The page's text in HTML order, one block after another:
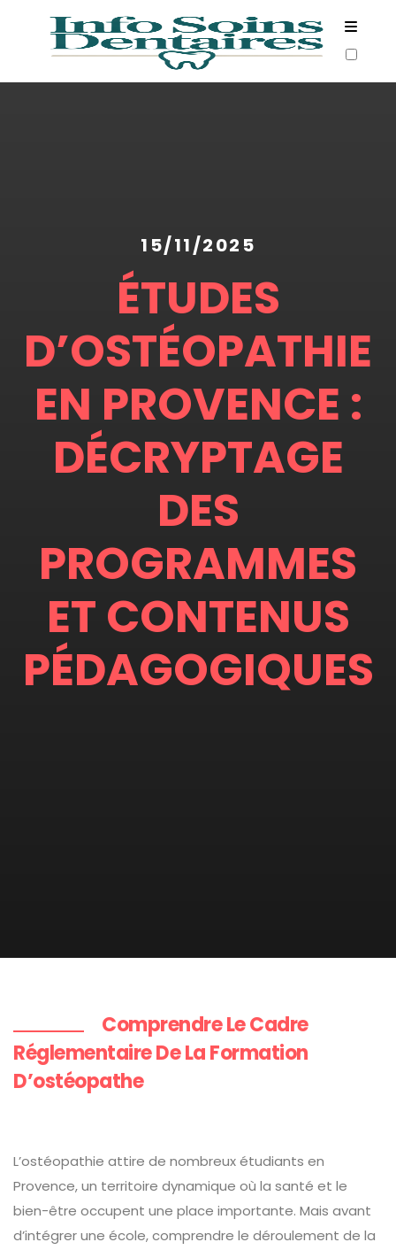
ARTICLES
15/11/2025
ÉTUDES
D’OSTÉOPATHIE
EN PROVENCE :
DÉCRYPTAGE
DES
PROGRAMMES
ET CONTENUS
PÉDAGOGIQUES
Comprendre Le Cadre
Réglementaire De La Formation
D’ostéopathe
L’ostéopathie attire de nombreux étudiants en
Provence, un territoire dynamique où la santé et le
bien-être occupent une place importante. Mais avant
d’intégrer une école, comprendre le déroulement de la